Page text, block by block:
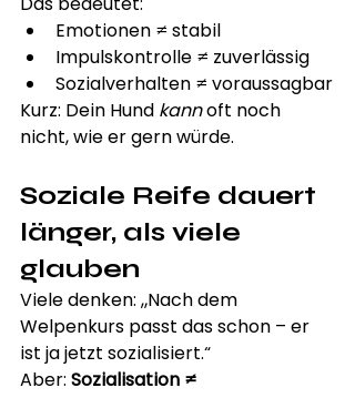
Emotionen ≠ stabil
Impulskontrolle ≠ zuverlässig
Sozialverhalten ≠ voraussagbar
Kurz: Dein Hund kann oft noch
nicht, wie er gern würde.
Soziale Reife dauert
länger, als viele
glauben
Viele denken: „Nach dem
Welpenkurs passt das schon – er
ist ja jetzt sozialisiert.“
Aber: Sozialisation ≠